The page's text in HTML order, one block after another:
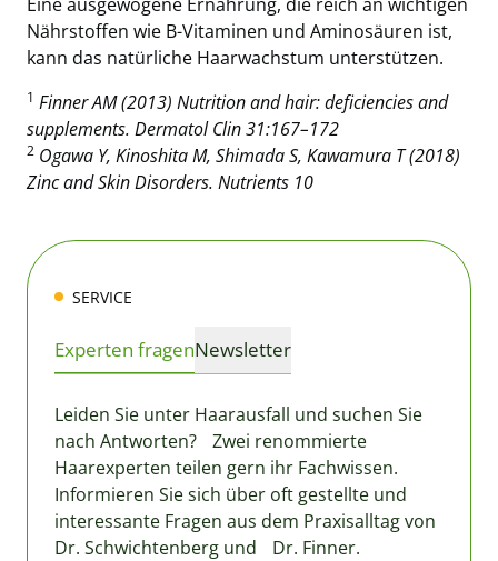
Nährstoffen wie B-Vitaminen und Aminosäuren ist,
kann das natürliche Haarwachstum unterstützen.
1 Finner AM (2013) Nutrition and hair: deficiencies and
supplements. Dermatol Clin 31:167–172
2 Ogawa Y, Kinoshita M, Shimada S, Kawamura T (2018)
Zinc and Skin Disorders. Nutrients 10
SERVICE
Experten fragenNewsletter
Leiden Sie unter Haarausfall und suchen Sie
nach Antworten? Zwei renommierte
Haarexperten teilen gern ihr Fachwissen.
Informieren Sie sich über oft gestellte und
interessante Fragen aus dem Praxisalltag von
Dr. Schwichtenberg und Dr. Finner.